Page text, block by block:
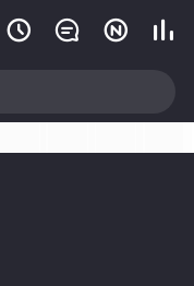
   